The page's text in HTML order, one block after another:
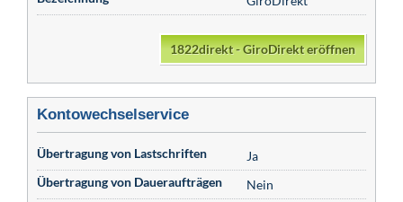
1822direkt - GiroDirekt eröffnen
Kontowechselservice
Übertragung von Lastschriften
Ja
Übertragung von Daueraufträgen
Nein